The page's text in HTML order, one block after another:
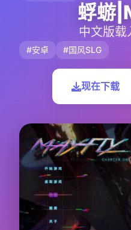
蜉蝣
中文版载
#安卓 #国风SLG
现在下载